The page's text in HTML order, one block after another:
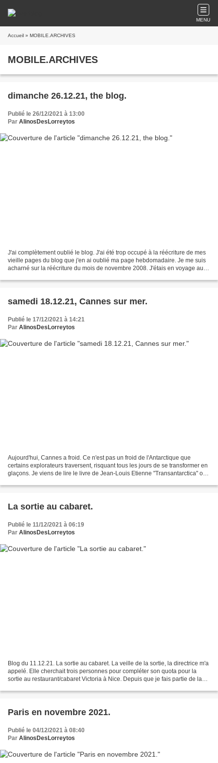
MENU
Accueil » MOBILE.ARCHIVES
MOBILE.ARCHIVES
dimanche 26.12.21, the blog.
Publié le 26/12/2021 à 13:00
Par AlinosDesLorreytos
J'ai complètement oublié le blog. J'ai été trop occupé à la réécriture de mes
vieille pages du blog que j'en ai oublié ma page hebdomadaire. Je me suis
acharné sur la réécriture du mois de novembre 2008. J'étais en voyage au
samedi 18.12.21, Cannes sur mer.
Publié le 17/12/2021 à 14:21
Par AlinosDesLorreytos
Aujourd'hui, Cannes a froid. Ce n'est pas un froid de l'Antarctique que
certains explorateurs traversent, risquant tous les jours de se transformer en
glaçons. Je viens de lire le livre de Jean-Louis Etienne "Transantarctica" où
La sortie au cabaret.
Publié le 11/12/2021 à 06:19
Par AlinosDesLorreytos
Blog du 11.12.21. La sortie au cabaret. La veille de la sortie, la directrice m'a
appelé. Elle cherchait trois personnes pour compléter son quota pour la
sortie au restaurant/cabaret Victoria à Nice. Depuis que je fais partie de la
Paris en novembre 2021.
Publié le 04/12/2021 à 08:40
Par AlinosDesLorreytos